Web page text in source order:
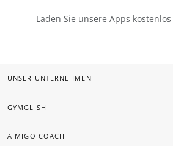
Laden Sie unsere Apps
UNSER UNTERNEHMEN
GYMGLISH
AIMIGO COACH